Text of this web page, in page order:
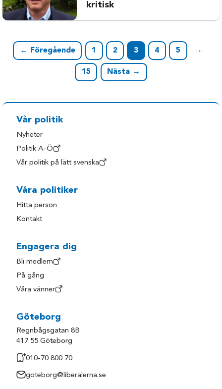
kritisk
← Föregående 1 2 3 4 5 …
15 Nästa →
Vår politik
Nyheter
Politik A-Ö
Vår politik på lätt svenska
Våra politiker
Hitta person
Kontakt
Engagera dig
Bli medlem
På gång
Våra vänner
Göteborg
Regnbågsgatan 8B
417 55 Göteborg
010-70 800 70
goteborg@liberalerna.se